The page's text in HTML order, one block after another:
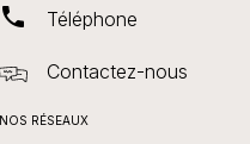
phone Téléphone
Contactez-nous
NOS RÉSEAUX